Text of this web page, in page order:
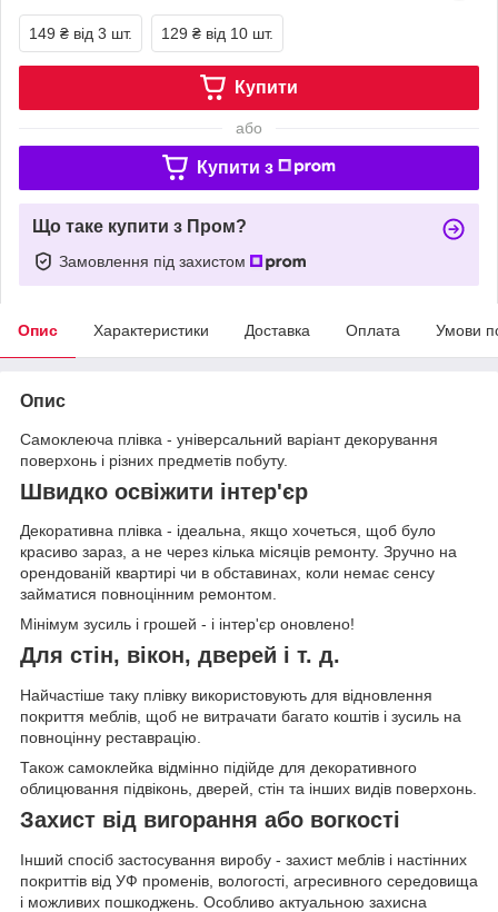
149 ₴ від 3 шт. 129 ₴ від 10 шт.
Купити
або
Купити з
Що таке купити з Пром?
Замовлення під захистом
Опис Характеристики Доставка Оплата Умови
Опис
Самоклеюча плівка - універсальний варіант декорування
поверхонь і різних предметів побуту.
Швидко освіжити інтер'єр
Декоративна плівка - ідеальна, якщо хочеться, щоб було
красиво зараз, а не через кілька місяців ремонту. Зручно на
орендованій квартирі чи в обставинах, коли немає сенсу
займатися повноцінним ремонтом.
Мінімум зусиль і грошей - і інтер'єр оновлено!
Для стін, вікон, дверей і т. д.
Найчастіше таку плівку використовують для відновлення
покриття меблів, щоб не витрачати багато коштів і зусиль на
повноцінну реставрацію.
Також самоклейка відмінно підійде для декоративного
облицювання підвіконь, дверей, стін та інших видів поверхонь.
Захист від вигорання або вогкості
Інший спосіб застосування виробу - захист меблів і настінних
покриттів від УФ променів, вологості, агресивного середовища
і можливих пошкоджень. Особливо актуальною захисна